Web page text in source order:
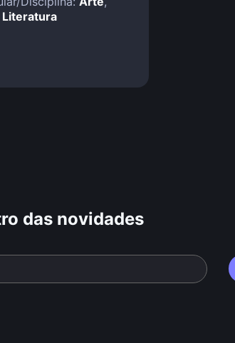
Literatura
das novidades